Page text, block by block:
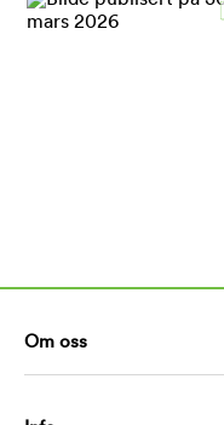
Om oss